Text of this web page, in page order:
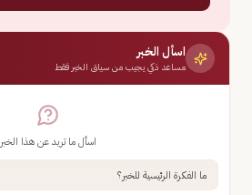
اسأل الخبر
مساعد ذكي يجيب من سياق الخبر فقط
اسأل ما تريد عن هذا الخبر
ما الفكرة الرئيسية للخبر؟